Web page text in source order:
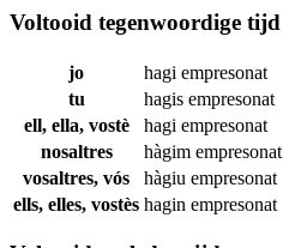
Voltooid tegenwoordige tijd
jo hagi empresonat
tu
hagis empresonat
ell, ella, vostè
hagi empresonat
nosaltres
hàgim empresonat
vosaltres, vós
hàgiu empresonat
ells, elles, vostès hagin empresonat